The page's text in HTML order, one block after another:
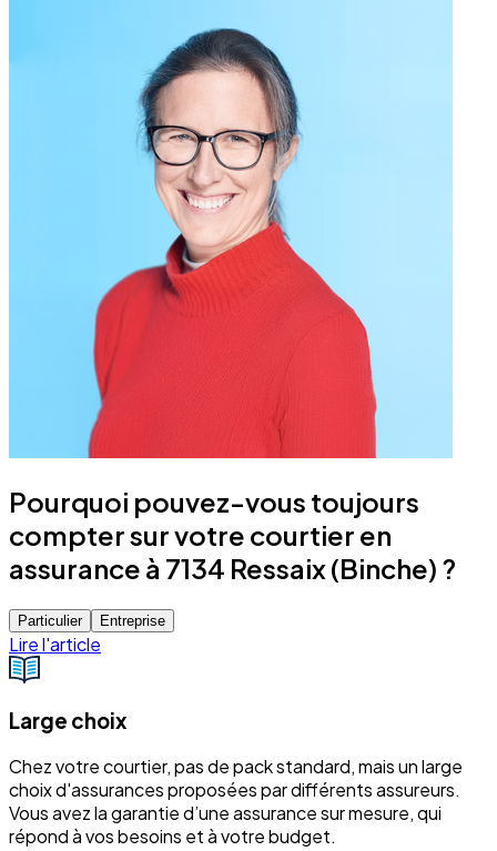
Pourquoi pouvez-vous toujours
compter sur votre courtier en
assurance à 7134 Ressaix (Binche) ?
Particulier Entreprise
Lire l'article
Large choix
Chez votre courtier, pas de pack standard, mais un large
choix d'assurances proposées par différents assureurs.
Vous avez la garantie d’une assurance sur mesure, qui
répond à vos besoins et à votre budget.